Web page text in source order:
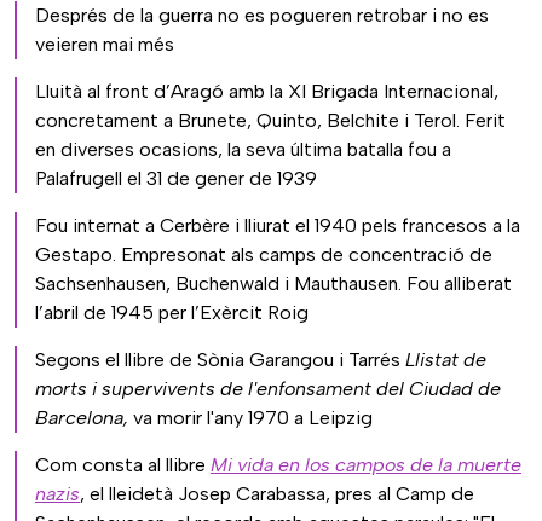
Després de la guerra no es pogueren retrobar i no es
veieren mai més
Lluità al front d’Aragó amb la XI Brigada Internacional,
concretament a Brunete, Quinto, Belchite i Terol. Ferit
en diverses ocasions, la seva última batalla fou a
Palafrugell el 31 de gener de 1939
Fou internat a Cerbère i lliurat el 1940 pels francesos a la
Gestapo. Empresonat als camps de concentració de
Sachsenhausen, Buchenwald i Mauthausen. Fou alliberat
l’abril de 1945 per l’Exèrcit Roig
Segons el llibre de Sònia Garangou i Tarrés Llistat de
morts i supervivents de l'enfonsament del Ciudad de
Barcelona, va morir l'any 1970 a Leipzig
Com consta al llibre Mi vida en los campos de la muerte
nazis, el lleidetà Josep Carabassa, pres al Camp de